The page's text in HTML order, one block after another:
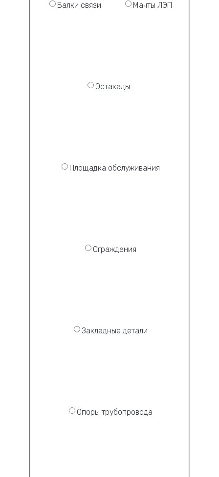
Балки связи Мачты ЛЭП
Эстакады
Площадка обслуживания
Ограждения
Закладные детали
Опоры трубопровода